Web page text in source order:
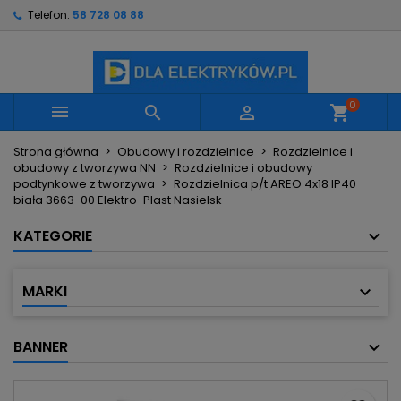
Telefon: 58 728 08 88
   shopping_cart0
Strona główna Obudowy i rozdzielnice
Rozdzielnice i
obudowy z tworzywa NN
Rozdzielnice i obudowy
podtynkowe z tworzywa
Rozdzielnica p/t AREO 4x18 IP40
biała 3663-00 Elektro-Plast Nasielsk
KATEGORIE
MARKI
BANNER
Utwórz nową listę
Nazwa listy życzeń
Anuluj Utwórz listę życzeń
Musisz być zalogowany by zapisać produkty na
swojej liście życzeń.
Anuluj Zaloguj się